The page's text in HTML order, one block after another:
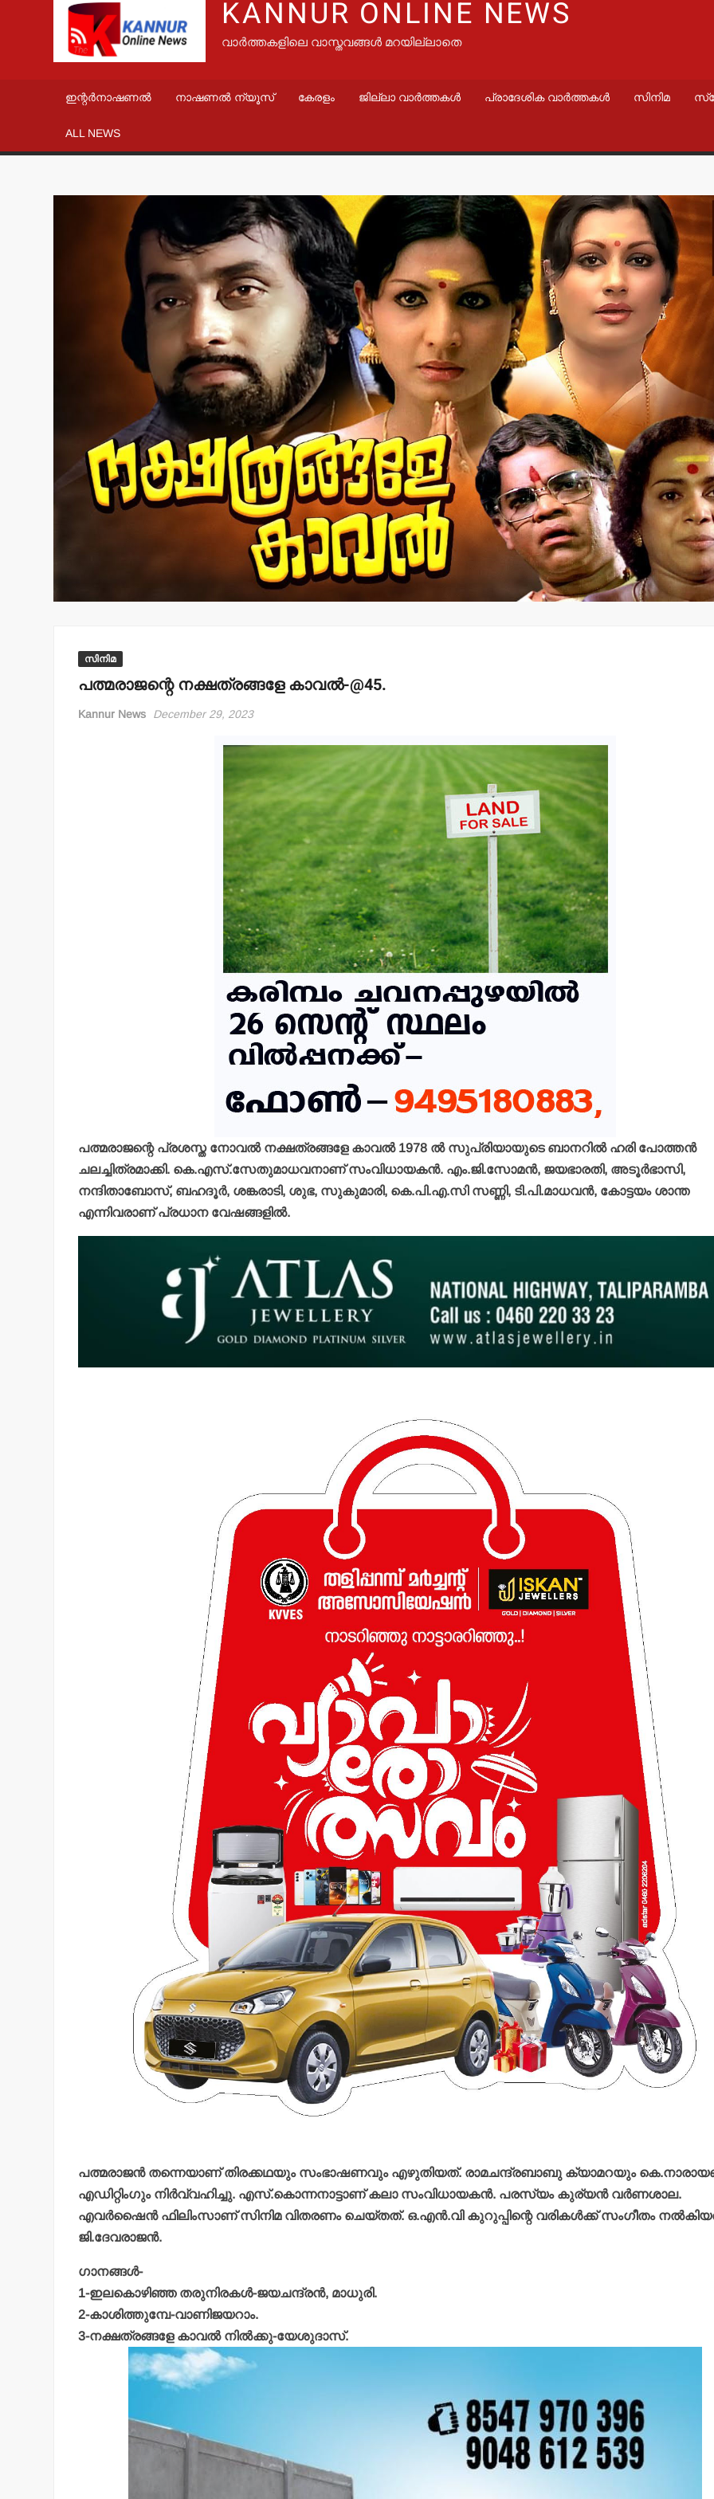
KANNUR ONLINE NEWS
വാർത്തകളിലെ വാസ്തവങ്ങൾ മറയില്ലാതെ
ഇന്റർനാഷണൽ നാഷണൽ ന്യൂസ് കേരളം ജില്ലാ വാർത്തകൾ പ്രാദേശിക വാർത്തകൾ സിനിമ
ALL NEWS
സിനിമ
പത്മരാജന്റെ നക്ഷത്രങ്ങളേ കാവല്‍-@45.
Kannur News December 29, 2023
പത്മരാജന്റെ പ്രശസ്ത നോവല്‍ നക്ഷത്രങ്ങളേ കാവല്‍ 1978 ല്‍ സുപ്രിയായുടെ ബാനറില്‍ ഹരി പോത്തന്‍
ചലച്ചിത്രമാക്കി. കെ.എസ്.സേതുമാധവനാണ് സംവിധായകന്‍. എം.ജി.സോമന്‍, ജയഭാരതി, അടൂര്‍ഭാസി,
നന്ദിതാബോസ്, ബഹദൂര്‍, ശങ്കരാടി, ശുഭ, സുകുമാരി, കെ.പി.എ.സി സണ്ണി, ടി.പി.മാധവന്‍, കോട്ടയം ശാന്ത
എന്നിവരാണ് പ്രധാന വേഷങ്ങളില്‍.
പത്മരാജന്‍ തന്നെയാണ് തിരക്കഥയും സംഭാഷണവും എഴുതിയത്. രാമചന്ദ്രബാബു ക്യാമറയും
എഡിറ്റിംഗും നിര്‍വ്വഹിച്ചു. എസ്.കൊന്നനാട്ടാണ് കലാ സംവിധായകന്‍. പരസ്യം കുര്യന്‍ വര്‍ണശാല.
എവര്‍ഷൈന്‍ ഫിലിംസാണ് സിനിമ വിതരണം ചെയ്തത്. ഒ.എന്‍.വി കുറുപ്പിന്റെ വരികള്‍ക്ക് സംഗീതം
ജി.ദേവരാജന്‍.
ഗാനങ്ങള്‍-
1-ഇലകൊഴിഞ്ഞ തരുനിരകള്‍-ജയചന്ദ്രന്‍, മാധുരി.
2-കാശിത്തുമ്പേ-വാണിജയറാം.
3-നക്ഷത്രങ്ങളേ കാവല്‍ നില്‍ക്കു-യേശുദാസ്.
വാർത്തകൾ
കരിമ്പം-ഹിലാല്‍
നഗറില്‍ തെരുവുനായ
കേന്ദ്രം
സ്ഥാപിക്കാനുള്ള
നഗരസഭയുടെ നീക്കം
ഉപേക്ഷിക്കണം:
എസ്.ഡി.പി.ഐ
admin3 August 5, 2026
വാർത്തകൾ
മന്ത്രി
നാളെ
മാവേലി
admin3